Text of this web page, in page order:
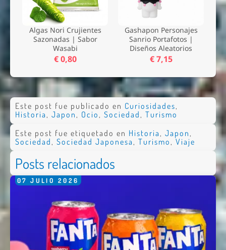
Algas Nori Crujientes
Sazonadas | Sabor
Wasabi
€ 0,80
Gashapon Personajes
Sanrio Portafotos |
Diseños Aleatorios
€ 7,15
Este post fue publicado en Curiosidades,
Historia, Japon, Ocio, Sociedad, Turismo
Este post fue etiquetado en Historia , Japon ,
Sociedad , Sociedad Japonesa , Turismo ,Viaje
Posts relacionados
07 JULIO 2026